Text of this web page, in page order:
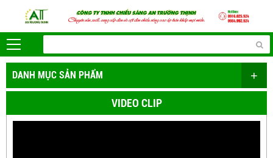
DANH MỤC SẢN PHẨM +
VIDEO CLIP